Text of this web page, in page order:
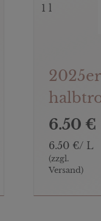
1 l
6.50 €
6.50 €/ L
(zzgl.
Versand)